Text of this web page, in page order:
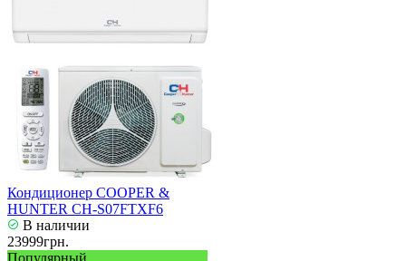
Кондиционер COOPER &
HUNTER CH-S07FTXF6
В наличии
23999грн.